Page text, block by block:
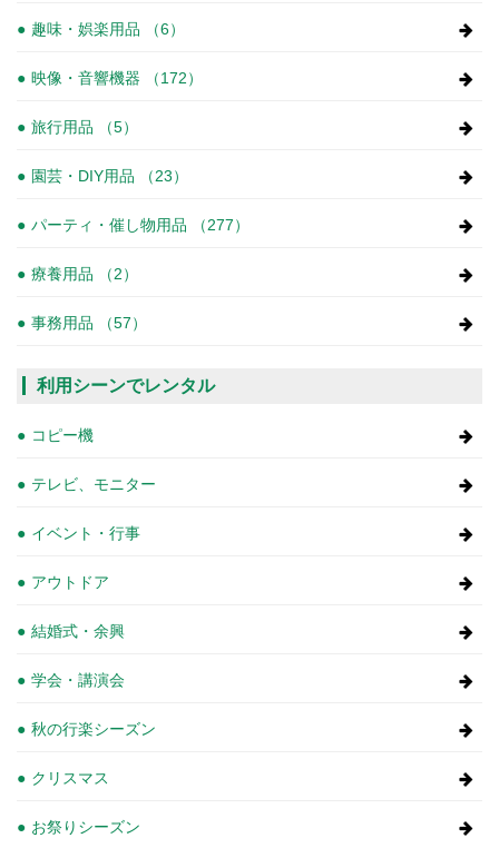
趣味・娯楽用品 （6）
映像・音響機器 （172）
旅行用品 （5）
園芸・DIY用品 （23）
パーティ・催し物用品 （277）
療養用品 （2）
事務用品 （57）
利用シーンでレンタル
コピー機
テレビ、モニター
イベント・行事
アウトドア
結婚式・余興
学会・講演会
秋の行楽シーズン
クリスマス
お祭りシーズン